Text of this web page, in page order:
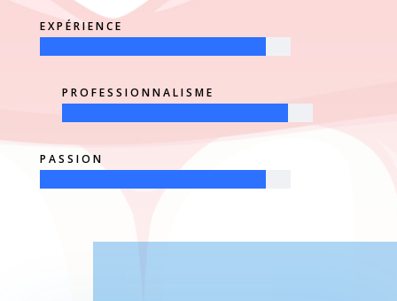
EXPÉRIENCE
PROFESSIONNALISME
PASSION